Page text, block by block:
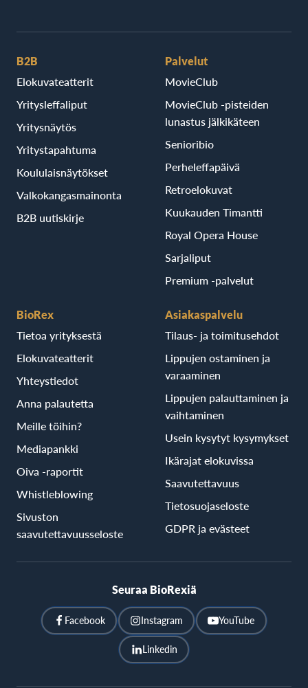
B2B
Elokuvateatterit
Yritysleffaliput
Yritysnäytös
Yritystapahtuma
Koululaisnäytökset
Valkokangasmainonta
B2B uutiskirje
Palvelut
MovieClub
MovieClub -pisteiden
lunastus jälkikäteen
Senioribio
Perheleffapäivä
Retroelokuvat
Kuukauden Timantti
Royal Opera House
Sarjaliput
Premium -palvelut
BioRex
Tietoa yrityksestä
Elokuvateatterit
Yhteystiedot
Anna palautetta
Meille töihin?
Mediapankki
Oiva -raportit
Whistleblowing
Sivuston
saavutettavuusseloste
Asiakaspalvelu
Tilaus- ja toimitusehdot
Lippujen ostaminen ja
varaaminen
Lippujen palauttaminen ja
vaihtaminen
Usein kysytyt kysymykset
Ikärajat elokuvissa
Saavutettavuus
Tietosuojaseloste
GDPR ja evästeet
Seuraa BioRexiä
Facebook Instagram YouTube
Linkedin